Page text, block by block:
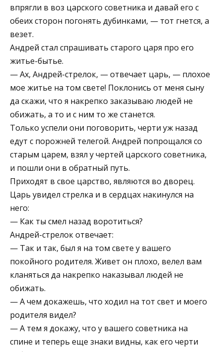
впрягли в воз царского советника и давай его с
обеих сторон погонять дубинками, — тот гнется, а
везет.
Андрей стал спрашивать старого царя про его
житье-бытье.
— Ах, Андрей-стрелок, — отвечает царь, — плохое
мое житье на том свете! Поклонись от меня сыну
да скажи, что я накрепко заказываю людей не
обижать, а то и с ним то же станется.
Только успели они поговорить, черти уж назад
едут с порожней телегой. Андрей попрощался со
старым царем, взял у чертей царского советника,
и пошли они в обратный путь.
Приходят в свое царство, являются во дворец.
Царь увидел стрелка и в сердцах накинулся на
него:
— Как ты смел назад воротиться?
Андрей-стрелок отвечает:
— Так и так, был я на том свете у вашего
покойного родителя. Живет он плохо, велел вам
кланяться да накрепко наказывал людей не
обижать.
— А чем докажешь, что ходил на тот свет и моего
родителя видел?
— А тем я докажу, что у вашего советника на
спине и теперь еще знаки видны, как его черти